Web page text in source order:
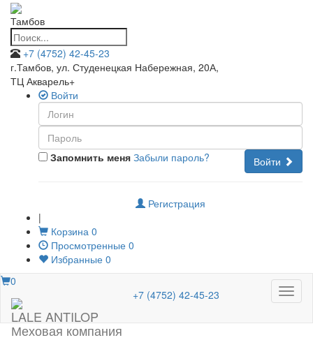
Тамбов
+7 (4752) 42-45-23
г.Тамбов, ул. Студенецкая Набережная, 20А,
ТЦ Акварель+
Войти
Запомнить меня Войти
Забыли пароль?
Регистрация
|
Корзина 0
Просмотренные 0
Избранные 0
Меню
0
LALE ANTILOP
Меховая компания
+7 (4752) 42-45-23